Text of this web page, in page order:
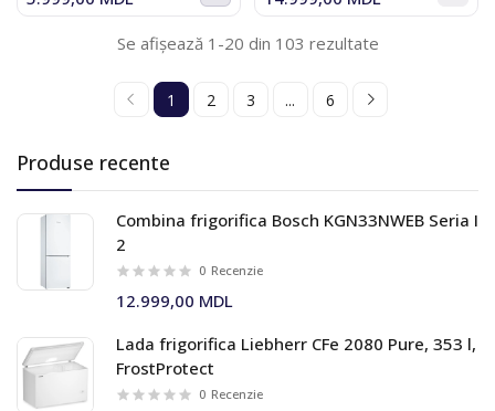
Produse recente
Combina frigorifica Bosch KGN33NWEB Seria I
2
0 Recenzie
12.999,00 MDL
Lada frigorifica Liebherr CFe 2080 Pure, 353 l,
FrostProtect
0 Recenzie
Se afișează 1-20 din 103 rezultate
1 2 3 ... 6